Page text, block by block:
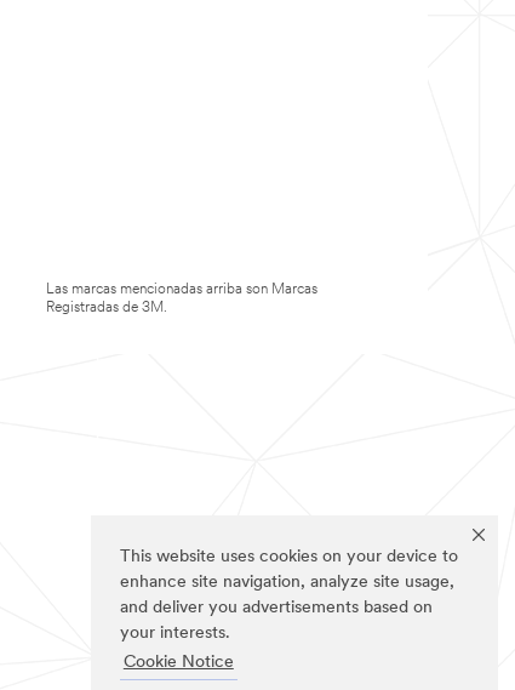
This website uses cookies on your device to
enhance site navigation, analyze site usage,
and deliver you advertisements based on
your interests.
Cookie Notice
Las marcas mencionadas arriba son Marcas
Registradas de 3M.